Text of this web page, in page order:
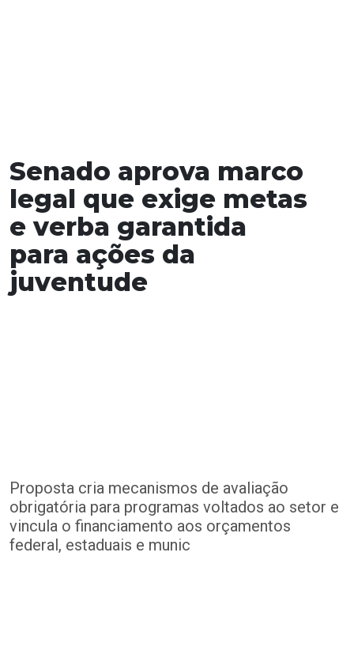
Senado aprova marco
legal que exige metas
e verba garantida
para ações da
juventude
Proposta cria mecanismos de avaliação
obrigatória para programas voltados ao setor e
vincula o financiamento aos orçamentos
federal, estaduais e munic